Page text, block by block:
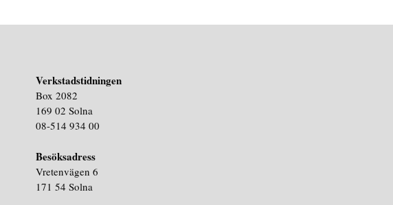
Verkstadstidningen
Box 2082
169 02 Solna
08-514 934 00
Besöksadress
Vretenvägen 6
171 54 Solna